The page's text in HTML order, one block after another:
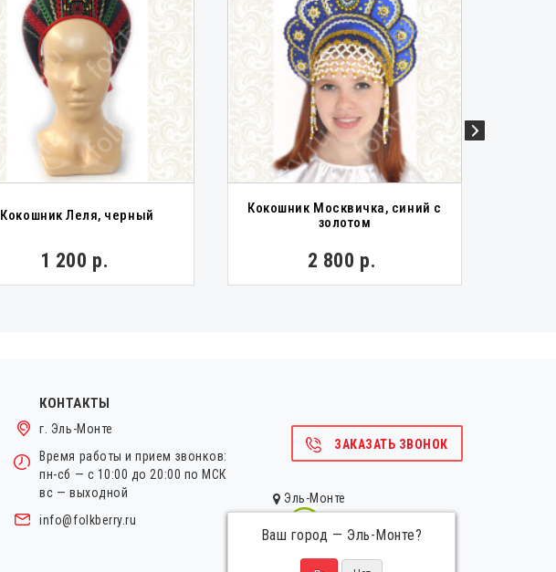
Кокошник Леля, черный
1 200 р.
Кокошник Москвичка, синий с
золотом
2 800 р.
КОНТАКТЫ
г. Эль-Монте
Время работы и прием звонков:
пн-сб — с 10:00 до 20:00 по МСК
вс — выходной
info@folkberry.ru
ЗАКАЗАТЬ ЗВОНОК
Эль-Монте
Ваш город — Эль-Монте?